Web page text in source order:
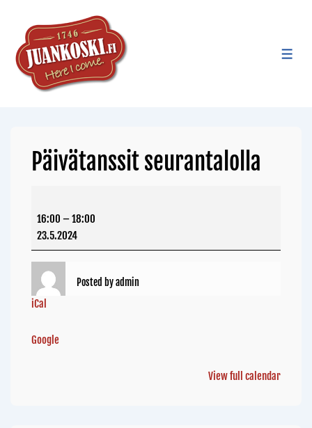
Päivätanssit seurantalolla
16:00 –18:00
23.5.2024
Posted byadmin
iCal
Google
View full calendar